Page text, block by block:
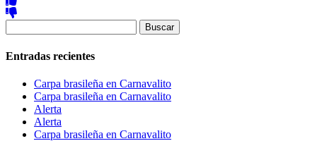
Link
Compartir
Entradas recientes
Carpa brasileña en Carnavalito
Carpa brasileña en Carnavalito
Alerta
Alerta
Carpa brasileña en Carnavalito